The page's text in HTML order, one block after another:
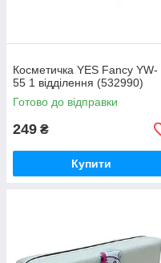
Косметичка YES Fancy YW-
55 1 відділення (532990)
Готово до відправки
249 ₴
Купити